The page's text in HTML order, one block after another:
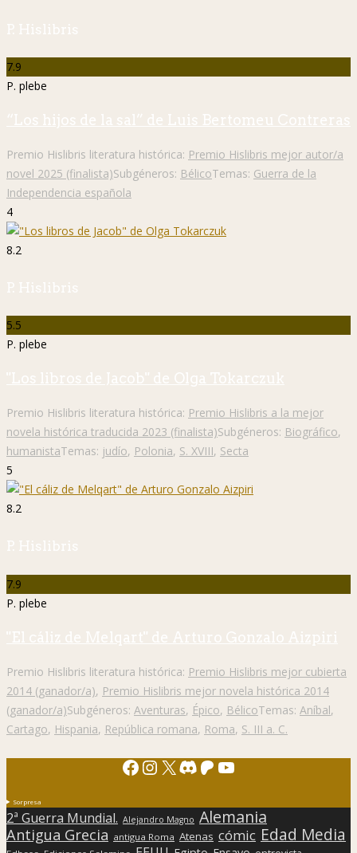
P. Hislibris
7.9
P. plebe
“Los hijos de la sal” de Luis Bertomeu Contreras
Premio Hislibris literatura histórica: Premio Hislibris mejor autor/a
novel 2025 (finalista)Subgéneros: BélicoTemas: Guerra de la
Independencia española
4
8.2
P. Hislibris
5.5
P. plebe
"Los libros de Jacob" de Olga Tokarczuk
Premio Hislibris literatura histórica: Premio Hislibris a la mejor
novela histórica traducida 2023 (finalista)Subgéneros: Biográfico,
humanistaTemas: judío, Polonia, S. XVIII, Secta
5
8.2
P. Hislibris
7.9
P. plebe
"El cáliz de Melqart" de Arturo Gonzalo Aizpiri
Premio Hislibris literatura histórica: Premio Hislibris mejor cubierta
2014 (ganador/a), Premio Hislibris mejor novela histórica 2014
(ganador/a)Subgéneros: Aventuras, Épico, BélicoTemas: Aníbal,
Cartago, Hispania, República romana, Roma, S. III a. C.
Facebook
Instagram
X Discord
Patreon
YouTube
Sorpresa
2ª Guerra Mundial. Alejandro Magno Alemania
Antigua Grecia antigua Roma Atenas cómic Edad Media